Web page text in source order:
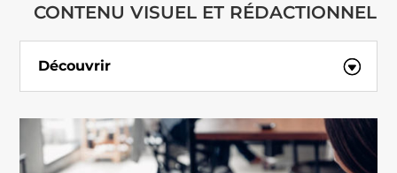
CONTENU VISUEL ET RÉDACTIONNEL
Découvrir